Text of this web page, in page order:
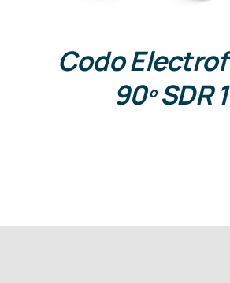
Codo
90º SDR